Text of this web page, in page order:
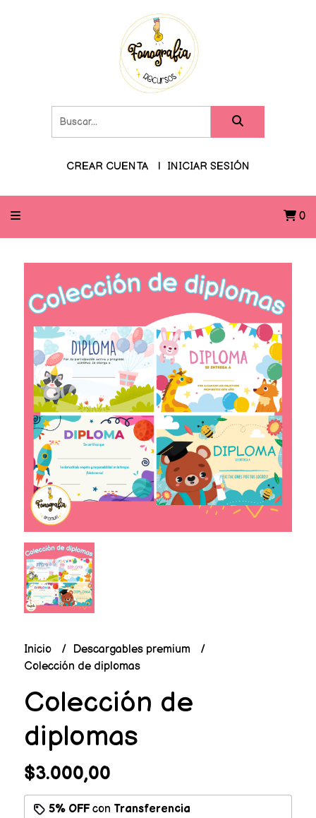
CREAR CUENTA INICIAR SESIÓN
0
Inicio
Descargables premium
Colección de diplomas
Colección de
diplomas
$3.000,00
5% OFFcon Transferencia